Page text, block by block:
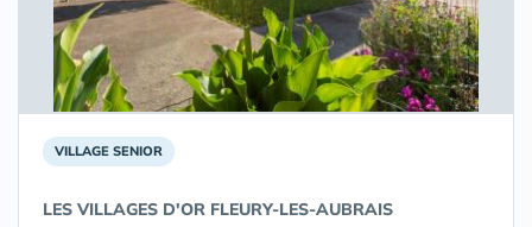
VILLAGE SENIOR
LES VILLAGES D'OR FLEURY-LES-AUBRAIS